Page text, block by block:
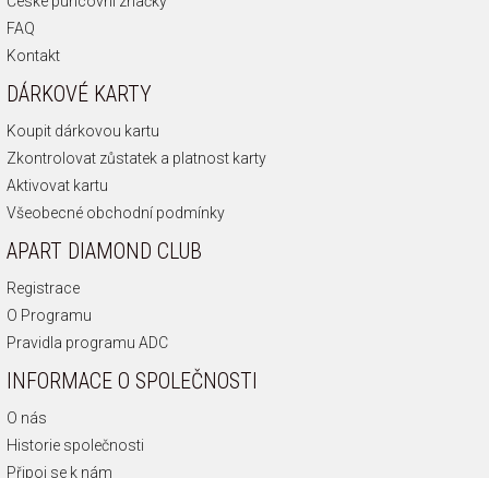
FAQ
Kontakt
DÁRKOVÉ KARTY
Koupit dárkovou kartu
Zkontrolovat zůstatek a platnost karty
Aktivovat kartu
Všeobecné obchodní podmínky
APART DIAMOND CLUB
Registrace
O Programu
Pravidla programu ADC
INFORMACE O SPOLEČNOSTI
O nás
Historie společnosti
Připoj se k nám